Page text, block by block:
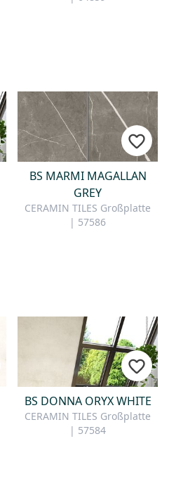
BS MARMI MAGALLAN
GREY
CERAMIN TILES Großplatte
| 57586
BS DONNA ORYX WHITE
CERAMIN TILES Großplatte
| 57584